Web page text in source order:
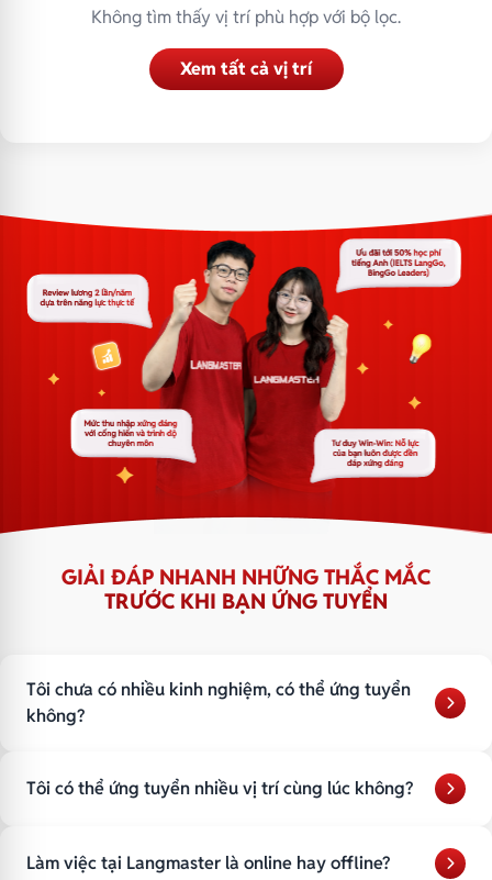
Không tìm thấy vị trí phù hợp với bộ lọc.
Xem tất cả vị trí
GIẢI ĐÁP NHANH NHỮNG THẮC MẮC
TRƯỚC KHI BẠN ỨNG TUYỂN
Tôi chưa có nhiều kinh nghiệm, có thể ứng tuyển
không?
Có lộ trình rõ ràng
Tôi có thể ứng tuyển nhiều vị trí cùng lúc không?
Làm việc tại Langmaster là online hay offline?